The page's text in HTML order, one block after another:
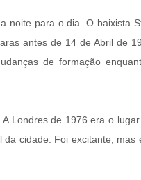
noite para o dia. O baixista
antes de 14 de Abril de
de formação
Londres de 1976 era o
cidade. Foi excitante,